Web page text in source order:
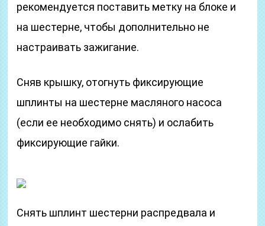
рекомендуется поставить метку на блоке и
на шестерне, чтобы дополнительно не
настраивать зажигание.
Сняв крышку, отогнуть фиксирующие
шплинты на шестерне масляного насоса
(если ее необходимо снять) и ослабить
фиксирующие гайки.
Снять шплинт шестерни распредвала и